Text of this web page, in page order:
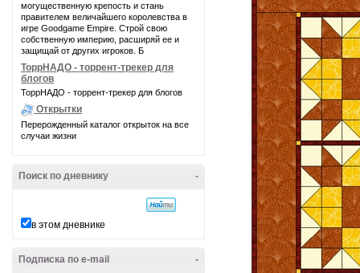
могущественную крепость и стань
правителем величайшего королевства в
игре Goodgame Empire. Строй свою
собственную империю, расширяй ее и
защищай от других игроков. Б
ТоррНАДО - торрент-трекер для
блогов
ТоррНАДО - торрент-трекер для блогов
Открытки
Перерожденный каталог открыток на все
случаи жизни
-
Поиск по дневнику
в этом дневнике
-
Подписка по e-mail